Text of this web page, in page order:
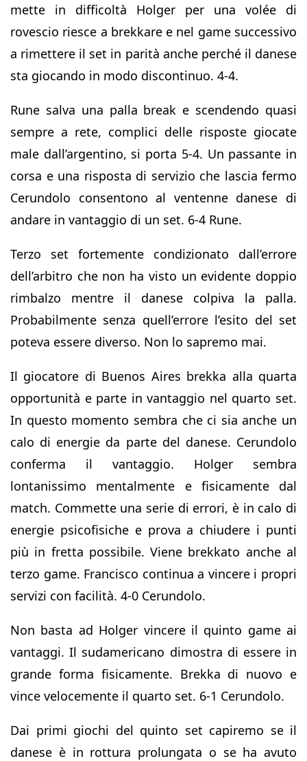
mette in difficoltà Holger per una volée di
rovescio riesce a brekkare e nel game successivo
a rimettere il set in parità anche perché il danese
sta giocando in modo discontinuo. 4-4.
Rune salva una palla break e scendendo quasi
sempre a rete, complici delle risposte giocate
male dall’argentino, si porta 5-4. Un passante in
corsa e una risposta di servizio che lascia fermo
Cerundolo consentono al ventenne danese di
andare in vantaggio di un set. 6-4 Rune.
Terzo set fortemente condizionato dall’errore
dell’arbitro che non ha visto un evidente doppio
rimbalzo mentre il danese colpiva la palla.
Probabilmente senza quell’errore l’esito del set
poteva essere diverso. Non lo sapremo mai.
Il giocatore di Buenos Aires brekka alla quarta
opportunità e parte in vantaggio nel quarto set.
In questo momento sembra che ci sia anche un
calo di energie da parte del danese. Cerundolo
conferma il vantaggio. Holger sembra
lontanissimo mentalmente e fisicamente dal
match. Commette una serie di errori, è in calo di
energie psicofisiche e prova a chiudere i punti
più in fretta possibile. Viene brekkato anche al
terzo game. Francisco continua a vincere i propri
servizi con facilità. 4-0 Cerundolo.
Non basta ad Holger vincere il quinto game ai
vantaggi. Il sudamericano dimostra di essere in
grande forma fisicamente. Brekka di nuovo e
vince velocemente il quarto set. 6-1 Cerundolo.
Dai primi giochi del quinto set capiremo se il
danese è in rottura prolungata o se ha avuto